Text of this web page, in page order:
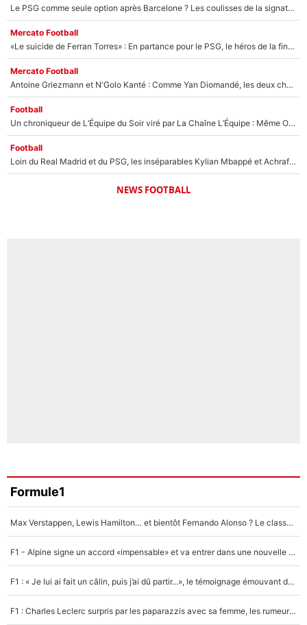
Le PSG comme seule option après Barcelone ? Les coulisses de la signature historique de Lionel Messi sont révélées au grand jour !
Mercato Football
«Le suicide de Ferran Torres» : En partance pour le PSG, le héros de la finale de la Coupe du monde s'attire les foudres de la presse espagnole !
Mercato Football
Antoine Griezmann et N'Golo Kanté : Comme Yan Diomandé, les deux champions du monde ont refusé de signer au PSG !
Football
Un chroniqueur de L’Équipe du Soir viré par La Chaîne L’Équipe : Même Olivier Ménard n’avait pas pu empêcher son départ, «je l’ai appris sur Twitter, je l’ai vécu assez mal»
Football
Loin du Real Madrid et du PSG, les inséparables Kylian Mbappé et Achraf Hakimi changent d'équipe le temps d'une journée !
NEWS FOOTBALL
Formule1
Max Verstappen, Lewis Hamilton… et bientôt Fernando Alonso ? Le classement des pilotes les mieux payés en Formule 1 risque de changer !
F1 - Alpine signe un accord «impensable» et va entrer dans une nouvelle dimension : Grande nouvelle pour Pierre Gasly !
F1 : « Je lui ai fait un câlin, puis j’ai dû partir...», le témoignage émouvant de Max Verstappen sur sa fille
F1 : Charles Leclerc surpris par les paparazzis avec sa femme, les rumeurs étaient vraies !